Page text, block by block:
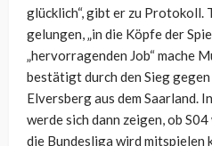
glücklich“, gibt er zu Protokoll.
gelungen, „in die Köpfe der
„hervorragenden Job“ mache
bestätigt durch den Sieg gegen
Elversberg aus dem Saarland.
werde sich dann zeigen, ob
die Bundesliga wird mitspielen